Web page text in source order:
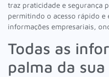
traz praticidade e segurança
permitindo o acesso rápido e
informações empresariais,
Todas as
palma da